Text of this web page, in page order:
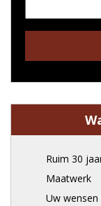
Ruim 30
Maatwerk
Uw